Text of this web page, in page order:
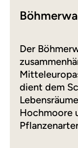
Der
dient dem
Hochmoore